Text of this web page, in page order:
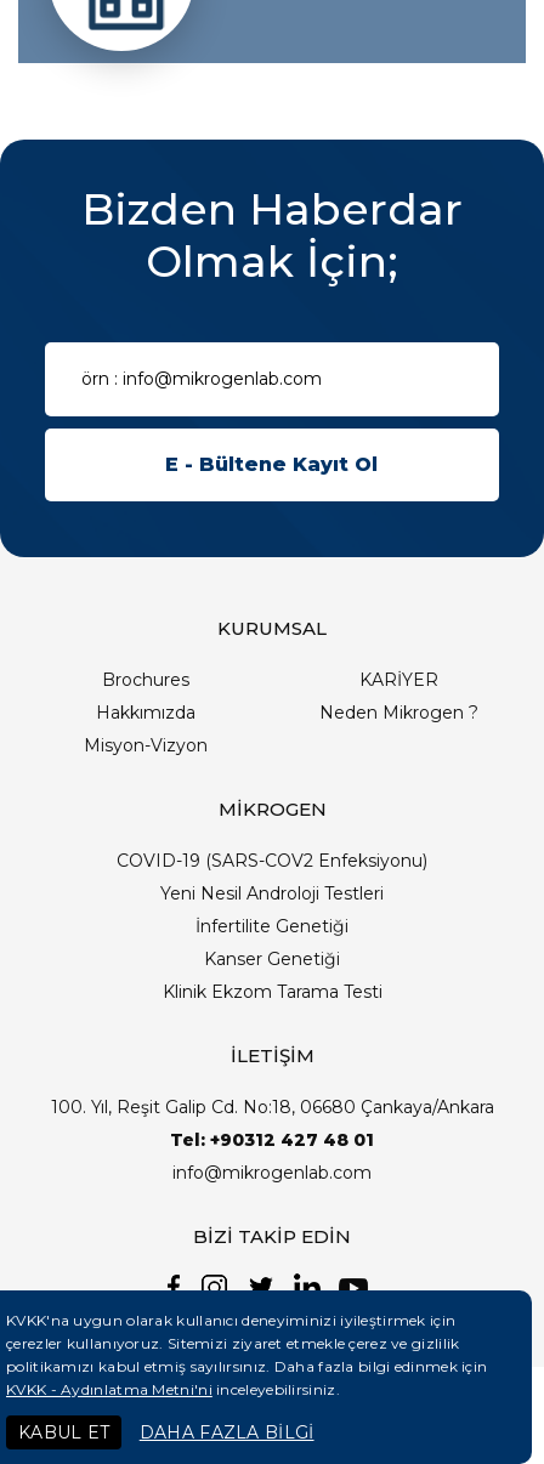
Bizden Haberdar
Olmak İçin;
KURUMSAL
Brochures
KARİYER
Hakkımızda
Neden Mikrogen ?
Misyon-Vizyon
MİKROGEN
COVID-19 (SARS-COV2 Enfeksiyonu)
Yeni Nesil Androloji Testleri
İnfertilite Genetiği
Kanser Genetiği
Klinik Ekzom Tarama Testi
İLETİŞİM
100. Yıl, Reşit Galip Cd. No:18, 06680 Çankaya/Ankara
Tel: +90312 427 48 01
info@mikrogenlab.com
BİZİ TAKİP EDİN
Teknobay (+90 444 5 331)
KVKK'na uygun olarak kullanıcı deneyiminizi iyileştirmek için
çerezler kullanıyoruz. Sitemizi ziyaret etmekle çerez ve gizlilik
politikamızı kabul etmiş sayılırsınız. Daha fazla bilgi edinmek için
KVKK - Aydınlatma Metni'ni inceleyebilirsiniz.
KABUL ET DAHA FAZLA BİLGİ